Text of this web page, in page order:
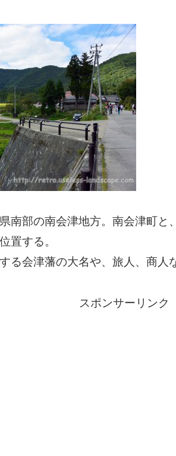
南部の南会津地方。南会津町と
置する。
る会津藩の大名や、旅人、商人
スポンサーリンク